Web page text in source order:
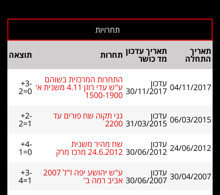
תאריך
התחלה
תאריך עדכון
מד כושר תחרות תוצאה
04/11/2017 עדכון
30/11/2017
התחרות המרכזית בשוהם
ע"ש עדי רוזן 4.11 משנית א'
1500-1900
+3-
2=0
06/03/2015 עדכון
31/03/2015
גני תקוה שח פורים עד
2200
+2-
2=1
24/06/2012 עדכון
30/06/2012
שח מהיר משנית
24.6.2012 מרכז מרק
+4-
1=0
30/04/2007 עדכון
30/06/2007
ע"ש יהושע יפה ז"ל 2007
אביב רמה ב'
+3-
4=1